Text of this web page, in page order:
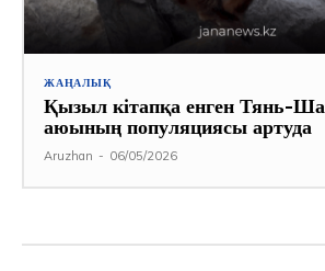
ЖАҢАЛЫҚ
Қызыл кітапқа енген Тянь-
аюының популяциясы артуда
Aruzhan - 06/05/2026